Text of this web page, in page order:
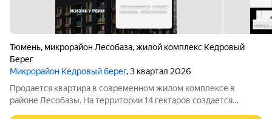
Тюмень, микрорайон Лесобаза,жилой комплекс Кедровый
Берег
Микрорайон Кедровый берег, 3 квартал 2026
Продается квартира в современном жилом комплексе в
районе Лесобазы. На территории 14 гектаров создается